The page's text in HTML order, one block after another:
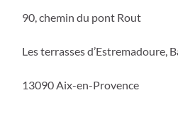
90, chemin du pont Rout
Les terrasses d’Estremadoure,
13090 Aix-en-Provence